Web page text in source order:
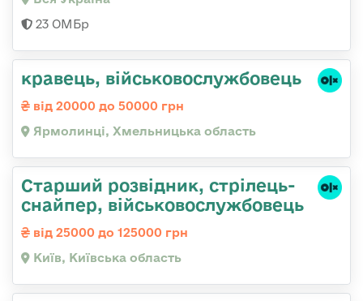
23 ОМБр
кравець, військовослужбовець
від 20000 до 50000 грн
Ярмолинці, Хмельницька область
Стаpший pозвідник, стрілець-
снайпеp, військовослужбовець
від 25000 до 125000 грн
Київ, Київська область